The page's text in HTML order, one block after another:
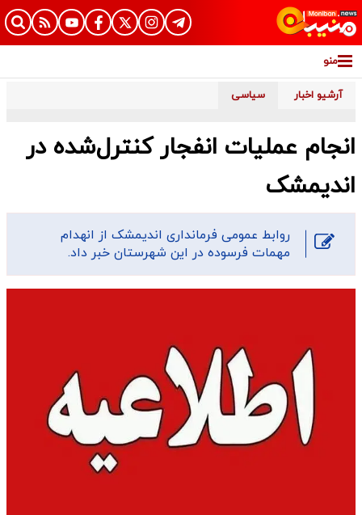
منو
آرشیو اخبار سیاسی
انجام عملیات انفجار کنترل‌شده در
اندیمشک
روابط عمومی فرمانداری اندیمشک از انهدام
مهمات فرسوده در این شهرستان خبر داد.